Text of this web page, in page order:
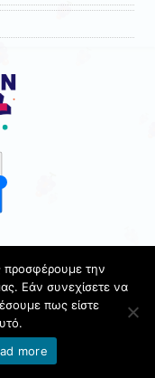
προσβασιμότητας
προσφέρουμε την
Εάν συνεχίσετε να
πως είστε
more